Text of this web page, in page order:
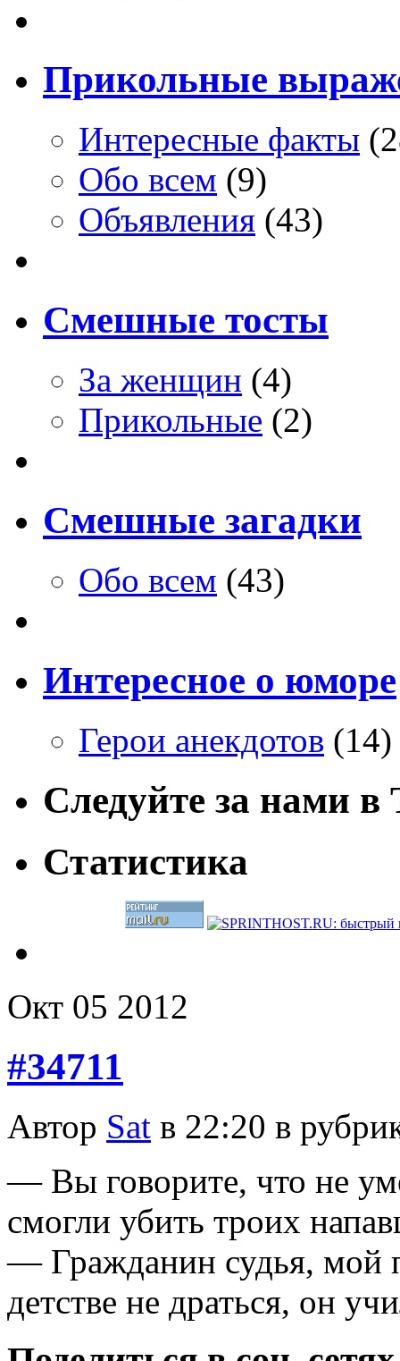
Прикольные
Интересные факты
Обо всем (9)
Объявления (43)
Смешные тосты
За женщин (4)
Прикольные (2)
Смешные загадки
Обо всем (43)
Интересное о юморе
Герои анекдотов (14)
Следуйте за нами
Статистика
Окт 05 2012
#34711
Автор Sat в 22:20 в
— Вы говорите, что не
смогли убить троих
— Гражданин судья, мой
детстве не драться, он